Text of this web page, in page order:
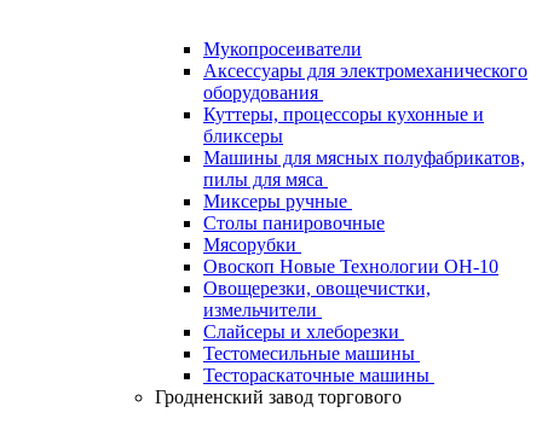
Мукопросеиватели
Аксессуары для электромеханического
оборудования
Куттеры, процессоры кухонные и
бликсеры
Машины для мясных полуфабрикатов,
пилы для мяса
Миксеры ручные
Столы панировочные
Мясорубки
Овоскоп Новые Технологии ОН-10
Овощерезки, овощечистки,
измельчители
Слайсеры и хлеборезки
Тестомесильные машины
Тестораскаточные машины
Гродненский завод торгового